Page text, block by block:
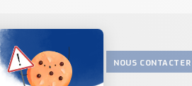
?
votre projet NOUS CONTACTER